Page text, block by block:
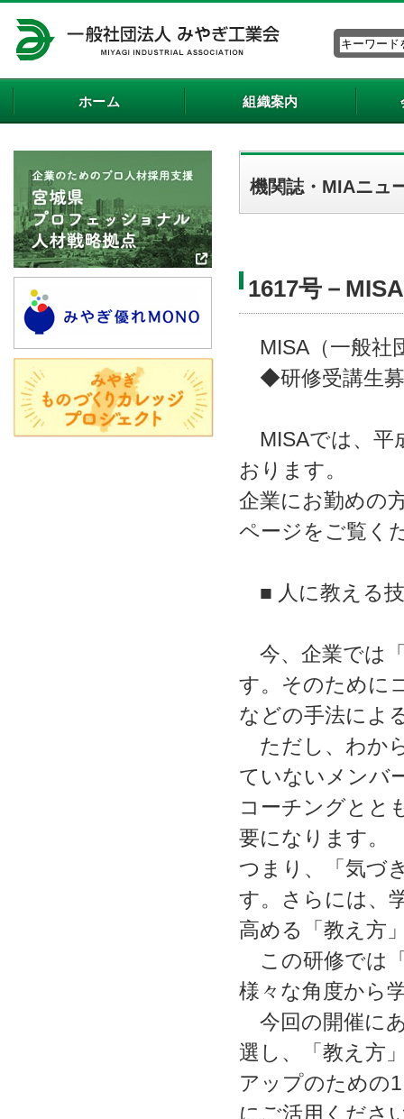
ホーム 組織案内
機関誌・MIAニュ
1617号－
MISA（一般社
◆研修受講生
MISAでは、平
おります。
企業にお勤めの
ページをご覧く
■ 人に教える
今、企業では
す。そのために
などの手法によ
ただし、わか
ていないメンバ
コーチングとと
要になります。
つまり、「気づ
す。さらには、
高める「教え方
この研修では
様々な角度から
今回の開催に
選し、「教え方
アップのための
にご活用くださ